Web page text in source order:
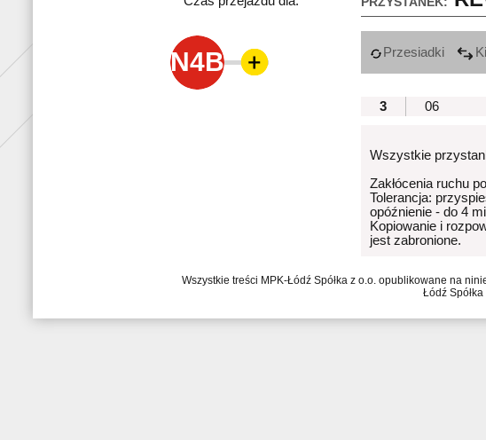
N4B Przesiadki
3
06
Wszystkie
Zakłócenia ruchu
Tolerancja:
opóźnienie - do 4
Kopiowanie i
jest zabronione.
Wszystkie treści MPK-Łódź Spółka z o.o. opublikowane na
Łódź